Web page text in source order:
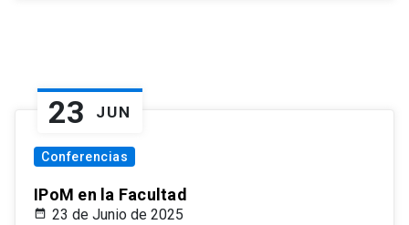
23 JUN
Conferencias
IPoM en la Facultad
23 de Junio de 2025